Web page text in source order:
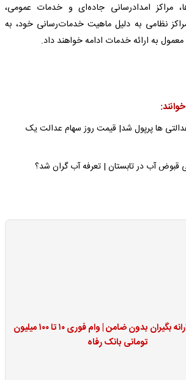
مراکز امدادرسانی جاده‌ای و خدمات عمومی،
نظامی به دلیل ماهیت خدمات‌رسانی خود، به
به ارائه خدمات ادامه خواهند داد.
ها پرپول شد| قیمت روز سهام عدالت یک
قبوض آب در تابستان | تعرفه آب گران شد؟
وام برای یارانه بگیران بدون ضامن | وام فوری ۱۰ تا ۱۰۰ میلیون
تومانی بانک رفاه